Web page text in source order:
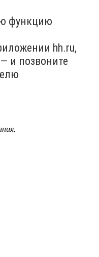
функцию
hh.ru,
и позвоните